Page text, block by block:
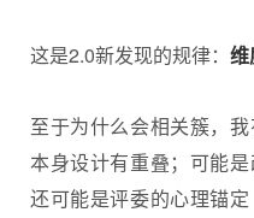
这是2.0新发现的规律： 维
至于为什么会相关簇，
本身设计有重叠；可能是
还可能是评委的心理锚